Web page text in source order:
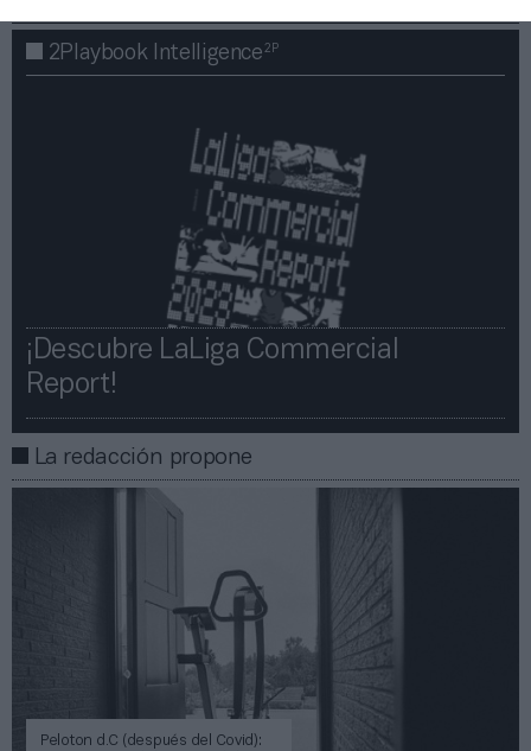
2Playbook Intelligence2P
¡Descubre LaLiga Commercial
Report!​​
La redacción propone
Peloton d.C (después del Covid):